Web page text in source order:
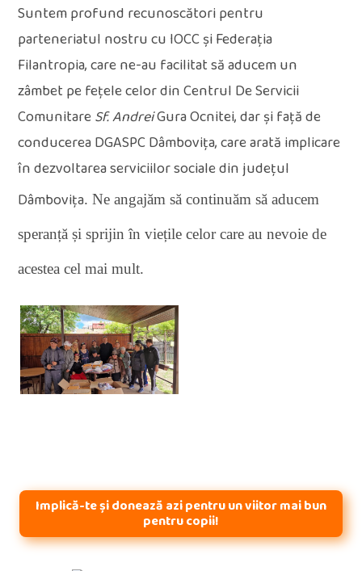
Suntem profund recunoscători pentru
parteneriatul nostru cu IOCC și Federația
Filantropia, care ne-au facilitat să aducem un
zâmbet pe fețele celor din CentrulDe Servicii
ComunitareSf. AndreiGura Ocnitei,dar și față de
conducerea DGASPC Dâmbovița, care arată implicare
în dezvoltarea serviciilor sociale din județul
Dâmbovița. Ne angajăm să continuăm să aducem
speranță și sprijin în viețile celor care au nevoie de
acestea cel mai mult.
Implică-te și donează azi pentru un viitor mai bun
pentru copii!